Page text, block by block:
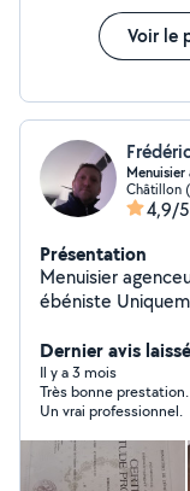
Voir le
Menuisier
Châtillon
4,9/5
Présentation
Menuisier agenceur
ébéniste
Dernier avis
Il y a 3 mois
Très bonne
Un vrai professionnel.